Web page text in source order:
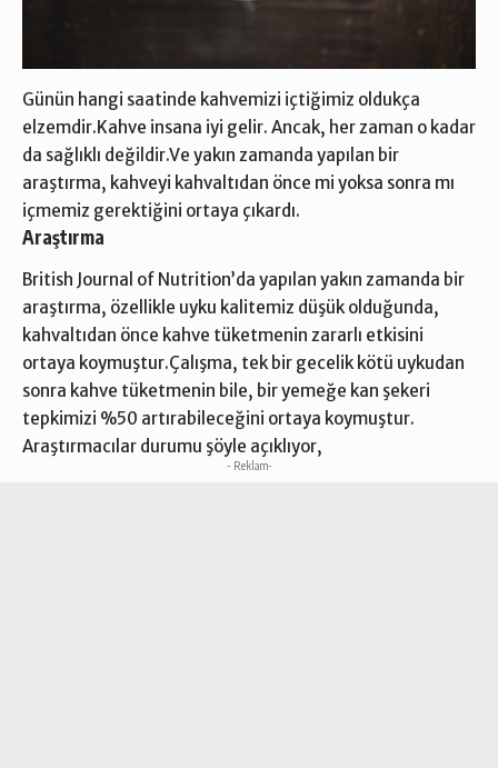
Günün hangi saatinde kahvemizi içtiğimiz oldukça
elzemdir.Kahve insana iyi gelir. Ancak, her zaman o kadar
da sağlıklı değildir.Ve yakın zamanda yapılan bir
araştırma, kahveyi kahvaltıdan önce mi yoksa sonra mı
içmemiz gerektiğini ortaya çıkardı.
Araştırma
British Journal of Nutrition’da yapılan yakın zamanda bir
araştırma, özellikle uyku kalitemiz düşük olduğunda,
kahvaltıdan önce kahve tüketmenin zararlı etkisini
ortaya koymuştur.Çalışma, tek bir gecelik kötü uykudan
sonra kahve tüketmenin bile, bir yemeğe kan şekeri
tepkimizi %50 artırabileceğini ortaya koymuştur.
Araştırmacılar durumu şöyle açıklıyor,
- Reklam-